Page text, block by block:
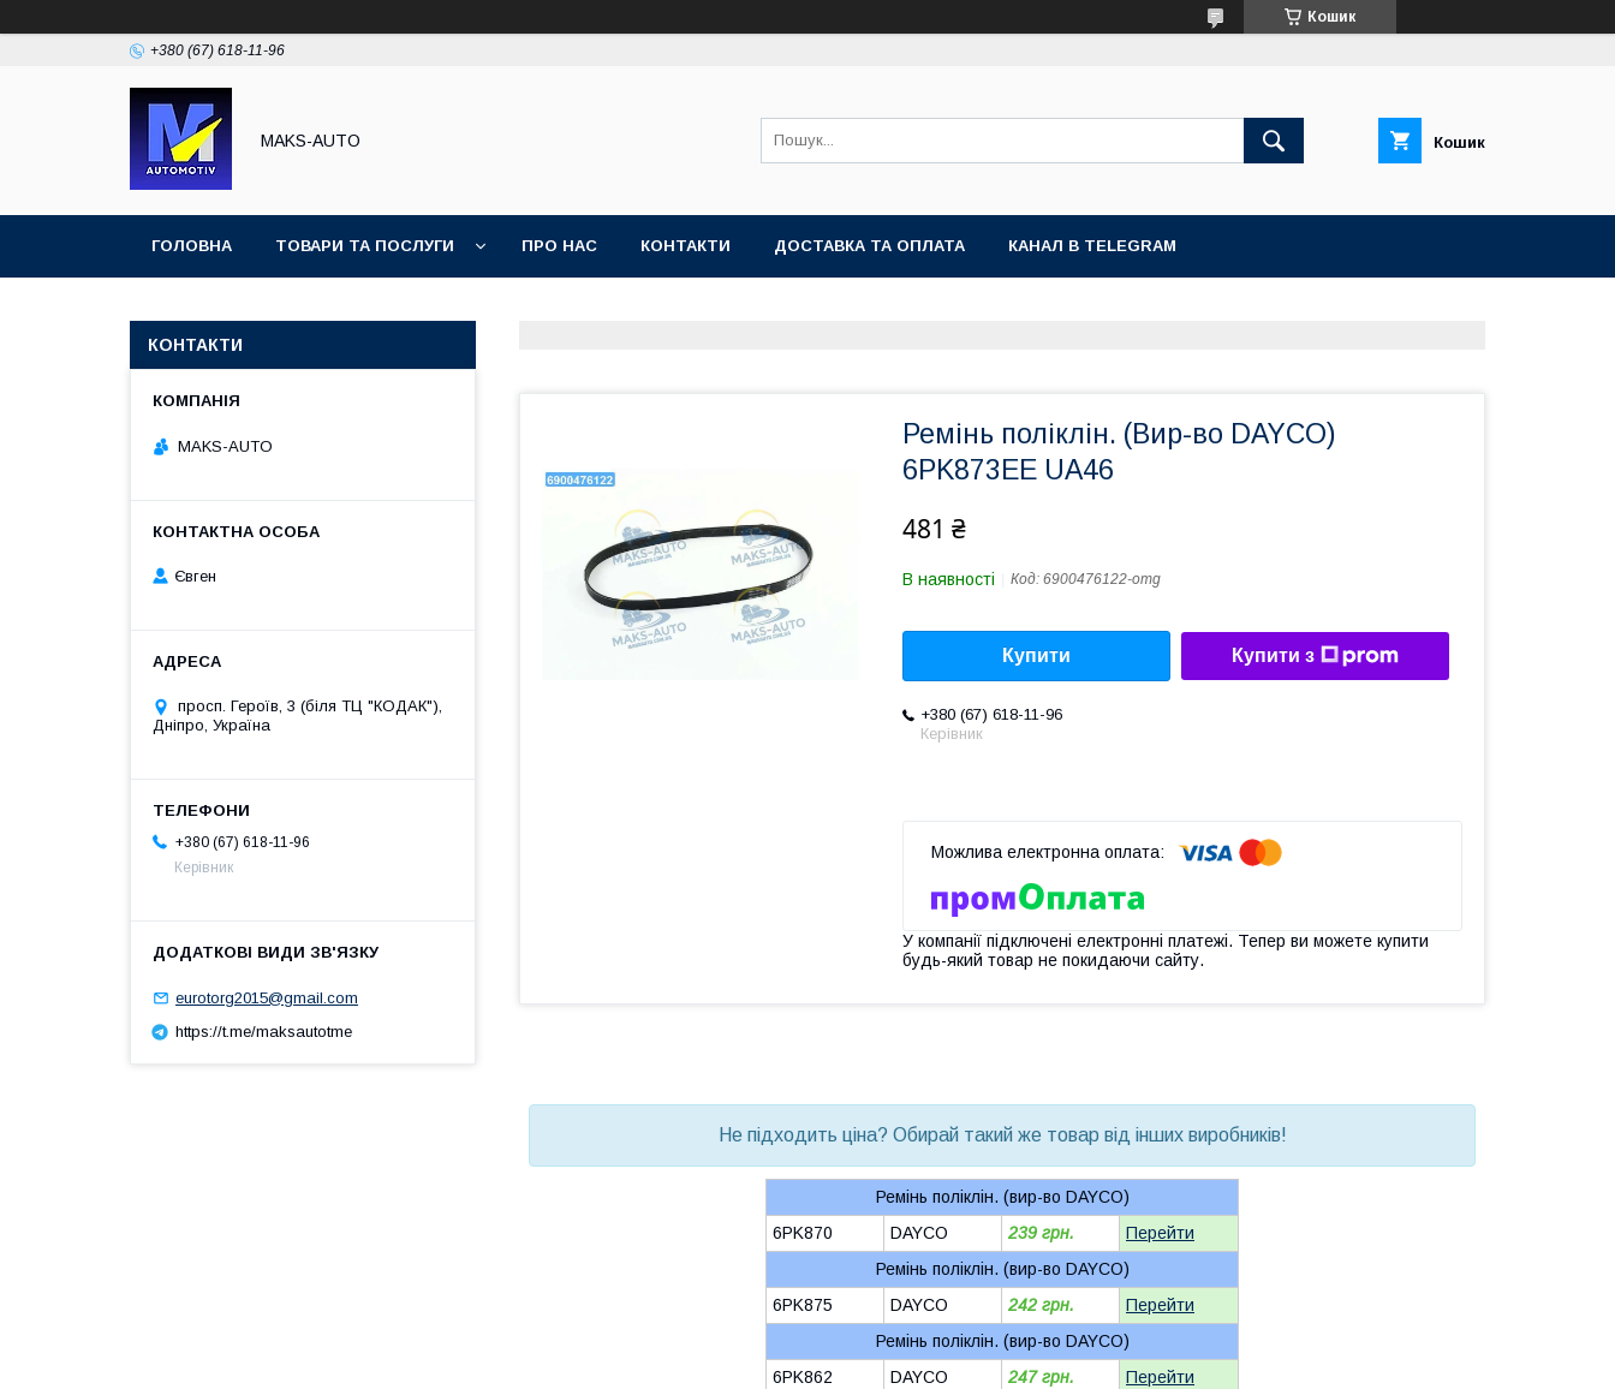
Кошик
+380 (67) 618-11-96
MAKS-AUTO Кошик
ГОЛОВНА ТОВАРИ ТА ПОСЛУГИ ПРО НАС КОНТАКТИ ДОСТАВКА ТА ОПЛАТА КАНАЛ В TELEGRAM
Ремінь поліклін. (Вир-во DAYCO)
6PK873EE UA46
481 ₴
В наявності Код: 6900476122-omg
Купити Купити з
+380 (67) 618-11-96
Керівник
У компанії підключені електронні платежі. Тепер ви можете купити
будь-який товар не покидаючи сайту.
Не підходить ціна? Обирай такий же товар від інших виробників!
Ремінь поліклін. (вир-во DAYCO)
6PK870
DAYCO 239 грн.
Перейти
Ремінь поліклін. (вир-во DAYCO)
6PK875
DAYCO 242 грн.
Перейти
Ремінь поліклін. (вир-во DAYCO)
6PK862
DAYCO 247 грн.
Перейти
КОНТАКТИ
MAKS-AUTO
Євген
просп. Героїв, 3 (біля ТЦ "КОДАК"),
Дніпро, Україна
+380 (67) 618-11-96
Керівник
eurotorg2015@gmail.com
https://t.me/maksautotme